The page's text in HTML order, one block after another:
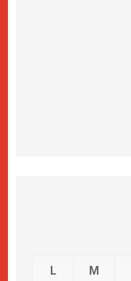
L M